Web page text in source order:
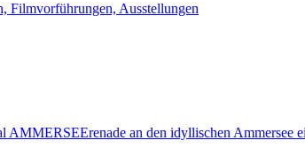
Filmvorführungen, Ausstellungen
an den idyllischen Ammersee